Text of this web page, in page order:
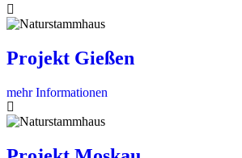
Projekt Gießen
mehr Informationen